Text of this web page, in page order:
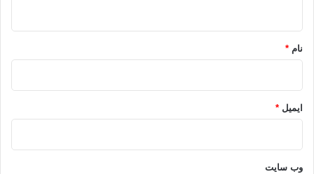
نام *
ایمیل *
وب‌ سایت